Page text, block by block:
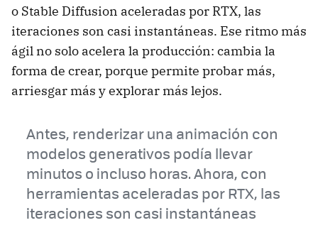
o Stable Diffusion aceleradas por RTX, las
iteraciones son casi instantáneas. Ese ritmo más
ágil no solo acelera la producción: cambia la
forma de crear, porque permite probar más,
arriesgar más y explorar más lejos.
Antes, renderizar una animación con
modelos generativos podía llevar
minutos o incluso horas. Ahora, con
herramientas aceleradas por RTX, las
iteraciones son casi instantáneas